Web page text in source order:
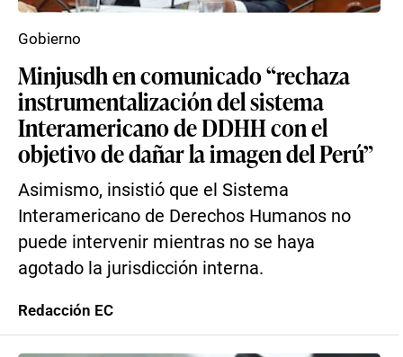
Minjusdh en comunicado “rechaza
instrumentalización del sistema
Interamericano de DDHH con el
objetivo de dañar la imagen del Perú”
Asimismo, insistió que el Sistema
Interamericano de Derechos Humanos no
puede intervenir mientras no se haya
agotado la jurisdicción interna.
Gobierno
Redacción EC